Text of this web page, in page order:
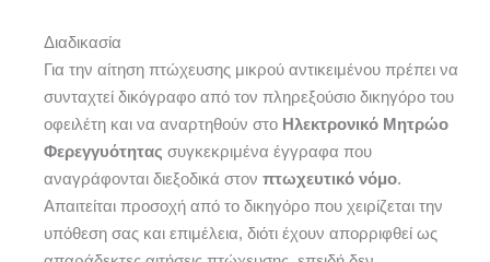
Διαδικασία
Για την αίτηση πτώχευσης μικρού αντικειμένου πρέπει να
συνταχτεί δικόγραφο από τον πληρεξούσιο δικηγόρο του
οφειλέτη και να αναρτηθούν στο Ηλεκτρονικό Μητρώο
Φερεγγυότητας συγκεκριμένα έγγραφα που
αναγράφονται διεξοδικά στον πτωχευτικό νόμο.
Απαιτείται προσοχή από το δικηγόρο που χειρίζεται την
υπόθεση σας και επιμέλεια, διότι έχουν απορριφθεί ως